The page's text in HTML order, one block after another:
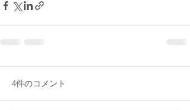
4件のコメント